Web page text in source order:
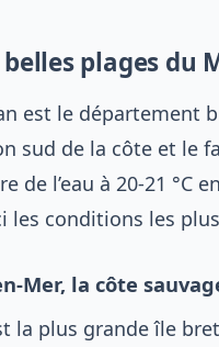
belles plages du
est le département
sud de la côte et le
de l’eau à 20-21 °C
les conditions les
Mer, la côte
la plus grande île